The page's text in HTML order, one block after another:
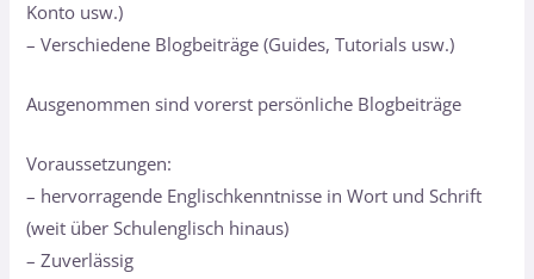
Konto usw.)
– Verschiedene Blogbeiträge (Guides, Tutorials usw.)
Ausgenommen sind vorerst persönliche Blogbeiträge
Voraussetzungen:
– hervorragende Englischkenntnisse in Wort und Schrift
(weit über Schulenglisch hinaus)
– Zuverlässig